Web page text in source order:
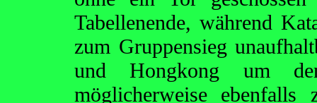
Tabellenende, während
zum Gruppensieg
und Hongkong um
möglicherweise